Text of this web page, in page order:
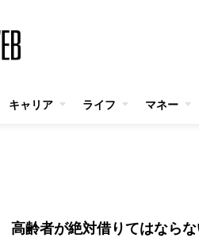
キャリア ライフ マネー
高齢者が絶対借りてはなら